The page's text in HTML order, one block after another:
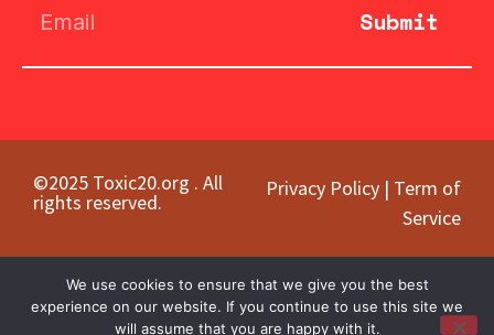
Submit
©2025 Toxic20.org . All
rights reserved.
Privacy Policy | Term of
Service
We use cookies to ensure that we give you the best
experience on our website. If you continue to use this site we
will assume that you are happy with it.